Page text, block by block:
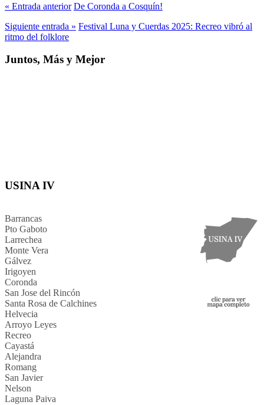
« Entrada anterior De Coronda a Cosquín!
Siguiente entrada » Festival Luna y Cuerdas 2025: Recreo vibró al
ritmo del folklore
Juntos, Más y Mejor
USINA IV
Barrancas
Pto Gaboto
Larrechea
Monte Vera
Gálvez
Irigoyen
Coronda
San Jose del Rincón
Santa Rosa de Calchines
Helvecia
Arroyo Leyes
Recreo
Cayastá
Alejandra
Romang
San Javier
Nelson
Laguna Paiva